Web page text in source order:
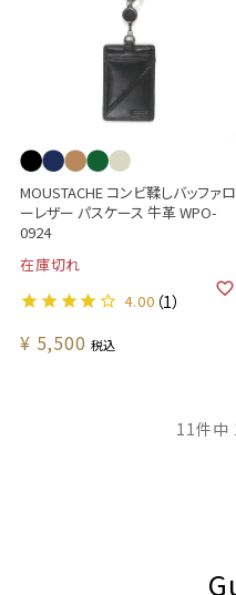
MOUSTACHE コンビ鞣しバッファロ
ーレザー パスケース 牛革 WPO-
0924
在庫切れ
¥ 5,500 税込
4.00 （1）
11件中